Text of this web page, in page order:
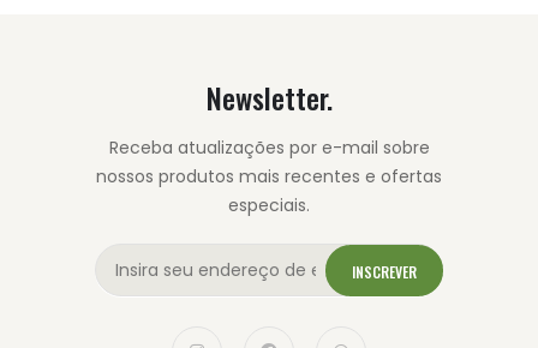
Newsletter.
Receba atualizações por e-mail sobre
nossos produtos mais recentes e ofertas
especiais.
INSCREVER